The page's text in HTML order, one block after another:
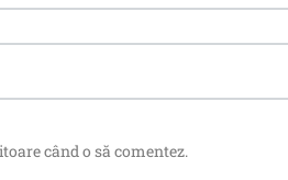
când o să comentez.